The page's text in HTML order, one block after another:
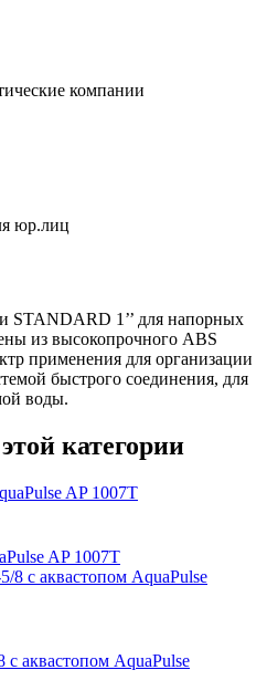
компании
юр.лиц
STANDARD 1’’ для напорных
из высокопрочного ABS
применения для организации
быстрого соединения, для
воды.
категории
AP 1007T
аквастопом AquaPulse